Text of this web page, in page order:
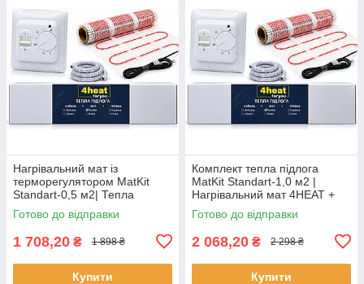
Нагрівальний мат із
терморегулятором MatKit
Standart-0,5 м2| Тепла
підлога під плитку 4HEAT
Готово до відправки
1 708,20 ₴ 1 898 ₴
Купити
Комплект тепла підлога
MatKit Standart-1,0 м2 |
Нагрівальний мат 4HEAT +
терморегулятор
Готово до відправки
2 068,20 ₴ 2 298 ₴
Купити